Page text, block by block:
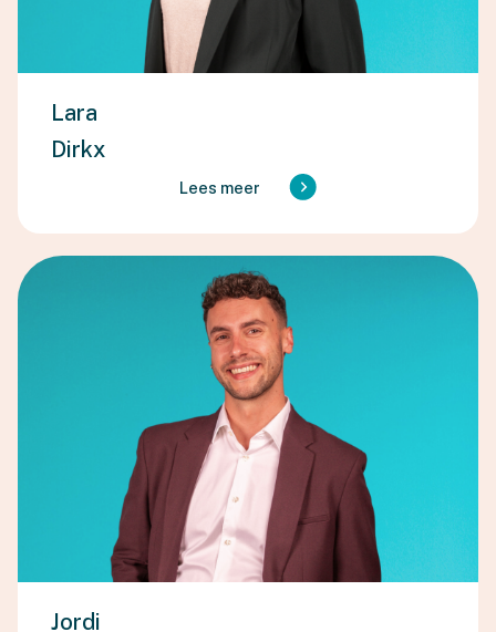
Lara
Dirkx
Lees meer
Jordi